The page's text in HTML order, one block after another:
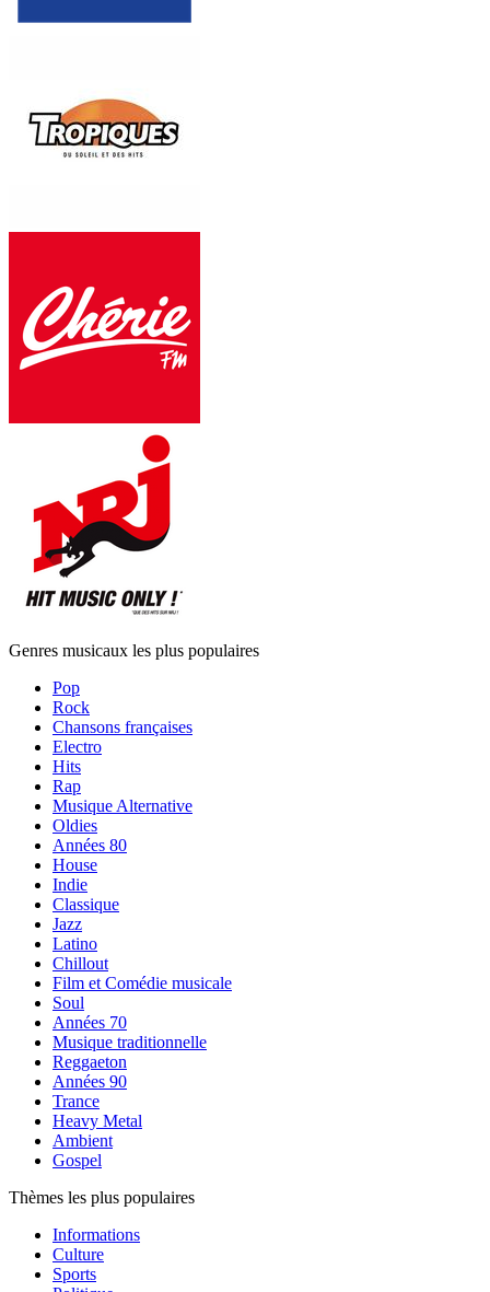
Genres musicaux les plus populaires
Pop
Rock
Chansons françaises
Electro
Hits
Rap
Musique Alternative
Oldies
Années 80
House
Indie
Classique
Jazz
Latino
Chillout
Film et Comédie musicale
Soul
Années 70
Musique traditionnelle
Reggaeton
Années 90
Trance
Heavy Metal
Ambient
Gospel
Thèmes les plus populaires
Informations
Culture
Sports